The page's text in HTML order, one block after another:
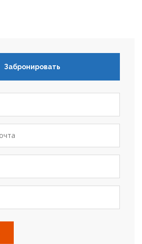
Забронировать